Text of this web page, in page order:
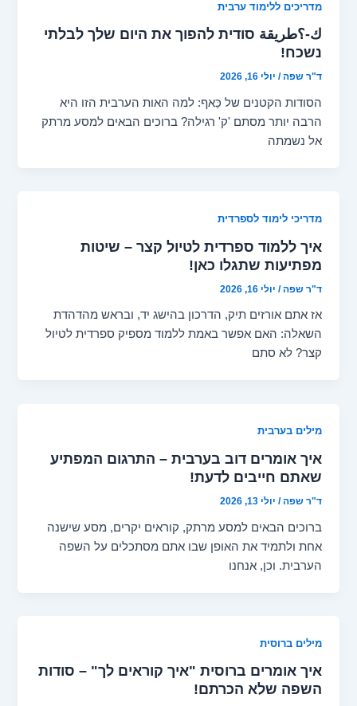
מדריכים ללימוד ערבית
ك-؟طريقة סודית להפוך את היום שלך לבלתי
נשכח!
ד"ר שפה/ יולי 16, 2026
הסודות הקטנים של כַּאף: למה האות הערבית הזו היא
הרבה יותר מסתם 'ק' רגילה? ברוכים הבאים למסע מרתק
אל נשמתה
מדריכי לימוד לספרדית
איך ללמוד ספרדית לטיול קצר – שיטות
מפתיעות שתגלו כאן!
ד"ר שפה/ יולי 16, 2026
אז אתם אורזים תיק, הדרכון בהישג יד, ובראש מהדהדת
השאלה: האם אפשר באמת ללמוד מספיק ספרדית לטיול
קצר? לא סתם
מילים בערבית
איך אומרים דוב בערבית – התרגום המפתיע
שאתם חייבים לדעת!
ד"ר שפה/ יולי 13, 2026
ברוכים הבאים למסע מרתק, קוראים יקרים, מסע שישנה
אחת ולתמיד את האופן שבו אתם מסתכלים על השפה
הערבית. וכן, אנחנו
מילים ברוסית
איך אומרים ברוסית "איך קוראים לך" – סודות
השפה שלא הכרתם!